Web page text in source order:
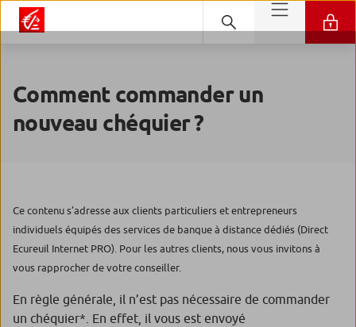
Comment commander un
nouveau chéquier ?
Ce contenu s’adresse aux clients particuliers et entrepreneurs
individuels équipés des services de banque à distance dédiés (Direct
Ecureuil Internet PRO). Pour les autres clients, nous vous invitons à
vous rapprocher de votre conseiller.
En règle générale, il n’est pas nécessaire de commander
un chéquier*. En effet, il vous est envoyé